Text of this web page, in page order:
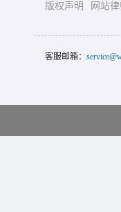
版权声明
网站
客服邮箱：